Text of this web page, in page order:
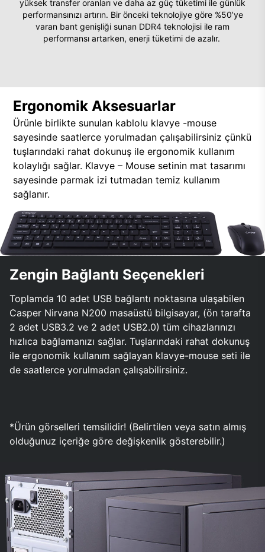
yüksek transfer oranları ve daha az güç tüketimi ile günlük
performansınızı artırın. Bir önceki teknolojiye göre %50’ye
varan bant genişliği sunan DDR4 teknolojisi ile ram
performansı artarken, enerji tüketimi de azalır.
Ergonomik Aksesuarlar
Ürünle birlikte sunulan kablolu klavye -mouse
sayesinde saatlerce yorulmadan çalışabilirsiniz çünkü
tuşlarındaki rahat dokunuş ile ergonomik kullanım
kolaylığı sağlar. Klavye – Mouse setinin mat tasarımı
sayesinde parmak izi tutmadan temiz kullanım
sağlanır.
Zengin Bağlantı Seçenekleri
Toplamda 10 adet USB bağlantı noktasına ulaşabilen
Casper Nirvana N200 masaüstü bilgisayar, (ön tarafta
2 adet USB3.2 ve 2 adet USB2.0) tüm cihazlarınızı
hızlıca bağlamanızı sağlar. Tuşlarındaki rahat dokunuş
ile ergonomik kullanım sağlayan klavye-mouse seti ile
de saatlerce yorulmadan çalışabilirsiniz.
*Ürün görselleri temsilidir! (Belirtilen veya satın almış
olduğunuz içeriğe göre değişkenlik gösterebilir.)